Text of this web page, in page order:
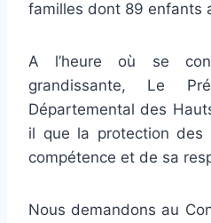
familles dont 89 enfants
A l’heure où se
grandissante, Le
Départemental des
il que la protection des
compétence et de sa
Nous demandons au